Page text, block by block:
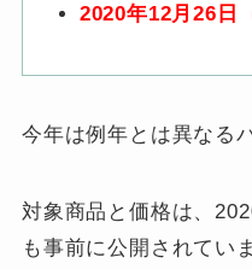
2020年12月26
今年は例年とは異なる
対象商品と価格は、
も事前に公開されてい